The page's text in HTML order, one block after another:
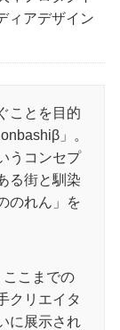
ィアデザイン
ことを目的
」。
うコンセプ
る街と馴染
のれん」を
こまでの
クリエイタ
に展示され